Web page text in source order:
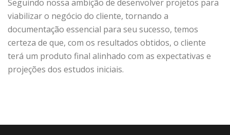
Seguindo nossa ambição de desenvolver projetos para
viabilizar o negócio do cliente, tornando a
documentação essencial para seu sucesso, temos
certeza de que, com os resultados obtidos, o cliente
terá um produto final alinhado com as expectativas e
projeções dos estudos iniciais.